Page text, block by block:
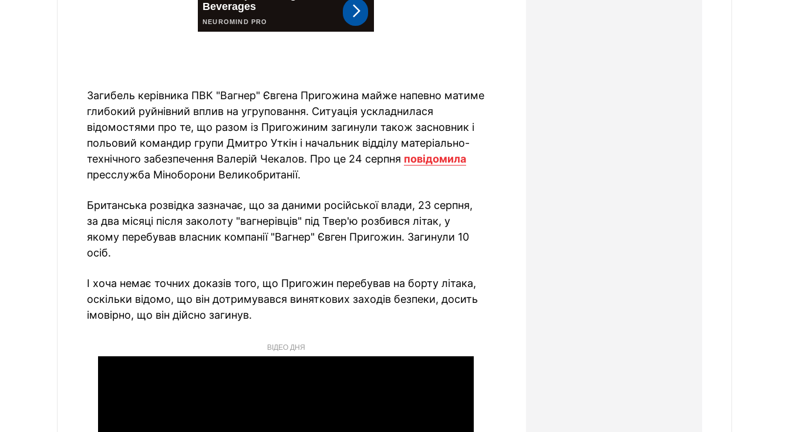
Загибель керівника ПВК "Вагнер" Євгена Пригожина майже напевно матиме
глибокий руйнівний вплив на угруповання. Ситуація ускладнилася
відомостями про те, що разом із Пригожиним загинули також засновник і
польовий командир групи Дмитро Уткін і начальник відділу матеріально-
технічного забезпечення Валерій Чекалов. Про це 24 серпня повідомила
пресслужба Міноборони Великобританії.
Британська розвідка зазначає, що за даними російської влади, 23 серпня,
за два місяці після заколоту "вагнерівців" під Твер'ю розбився літак, у
якому перебував власник компанії "Вагнер" Євген Пригожин. Загинули 10
осіб.
І хоча немає точних доказів того, що Пригожин перебував на борту літака,
оскільки відомо, що він дотримувався виняткових заходів безпеки, досить
імовірно, що він дійсно загинув.
ВІДЕО ДНЯ